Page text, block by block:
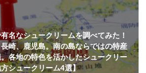
名なシュークリームを調べてみた！
崎、鹿児島。南の島ならではの特産
各地の特色を活かしたシュークリー
シュークリーム4選】